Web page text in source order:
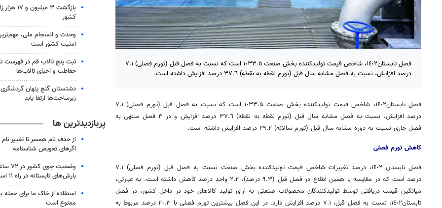
فصل تابستان١٤٠٢، شاخص قیمت تولیدکننده بخش صنعت ١٠٣٣.٥ است که نسبت به فصل قبل (تورم فصلی) ٧.١
درصد افزایش، نسبت به فصل مشابه سال قبل (تورم نقطه به نقطه) ٣٧.٦ درصد افزایش داشته است.
فصل تابستان١٤٠٢، شاخص قیمت تولیدکننده بخش صنعت ١٠٣۳.۵ است که نسبت به فصل قبل (تورم فصلی) ٧.١
درصد افزایش، نسبت به فصل مشابه سال قبل (تورم نقطه به نقطه) ٣٧.٦ درصد افزایش و در ۴ فصل منتهی به
فصل جاری نسبت به دوره مشابه سال قبل (تورم سالانه) ٢٩.٢ درصد افزایش داشته است.
کاهش تورم فصلی
فصل تابستان ١٤٠٢، درصد تغییرات شاخص قیمت تولیدکننده بخش صنعت نسبت به فصل قبل (تورم فصلی) ۷.۱
درصد است که در مقایسه با همین اطلاع در فصل قبل (٩.٣ درصد)، ٢.٢ واحد درصد کاهش داشته است. به عبارتی،
میانگین قیمت دریافتی توسط تولیدکنندگان محصولات صنعتی به ازای تولید کالاهای خود در داخل کشور، در فصل
تابستان١٤٠٢، نسبت به فصل قبل، ٧.١ درصد افزایش دارد. در این فصل بیشترین تورم فصلی با ٢٠.٣ درصد مربوط به
بازگشت ۳
کشور
وحدت و انسجام ملی،
امنیت کشور است
ثبت پنج تالاب قم در فهرست
حفاظت و احیای تالاب‌ها
دشتستان گنج پنهان
زیرساخت‌ها ارتقا یابد
پربازدیدترین ها
از حذف نام همسر تا تغییر نام
اگرهای تعویض شناسنامه
وضعیت
بارش‌های تابستانه در راه ۱۱ استان
استفاده از خاک ما برای
ممنوع است